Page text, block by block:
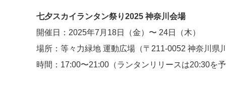
七夕スカイランタン祭り2025 神奈川会場
開催日：2025年7月18日（金）〜 24日（木）
場所：等々力緑地 運動広場（〒211-0052 神奈川県
時間：17:00〜21:00（ランタンリリースは20:30を